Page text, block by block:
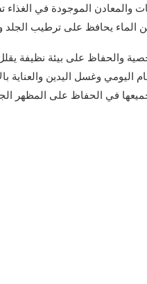
والمعادن الموجودة في
الماء يحافظ على ترطيب
والحفاظ على بيئة نظيفة
وغسل اليدين والعناية
في الحفاظ على المظهر